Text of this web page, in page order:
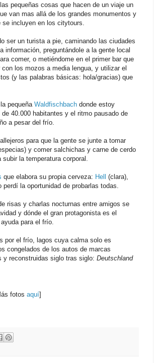
pequeñas cosas que hacen de un viaje un
van mas allá de los grandes monumentos y
incluyen en los citytours.
ser un turista a pie, caminando las ciudades
información, preguntándole a la gente local
comer, o metiéndome en el primer bar que
con los mozos a media lengua, y utilizar el
(y las palabras básicas: hola/gracias) que
pequeñaWaldfischbach donde estoy
40.000 habitantes y el ritmo pausado de
a pesar del frío.
para que la gente se junte a tomar
y comer salchichas y carne de cerdo
la temperatura corporal.
que elabora su propia cerveza: Hell (clara),
la oportunidad de probarlas todas.
risas y charlas nocturnas entre amigos se
y dónde el gran protagonista es el
para el frío.
por el frío, lagos cuya calma solo es
congelados de los autos de marcas
y reconstruidas siglo tras siglo: Deutschland
fotos aquí]